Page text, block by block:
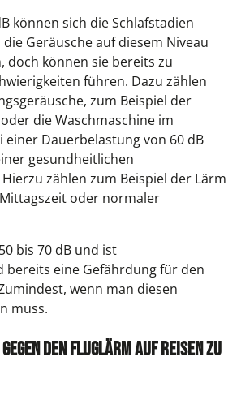
können sich die Schlafstadien
Geräusche auf diesem Niveau
doch können sie bereits zu
führen. Dazu zählen
zum Beispiel der
die Waschmaschine im
einer Dauerbelastung von 60 dB
gesundheitlichen
zählen zum Beispiel der Lärm
oder normaler
bis 70 dB und ist
bereits eine Gefährdung für den
wenn man diesen
muss.
den Fluglärm auf Reisen zu